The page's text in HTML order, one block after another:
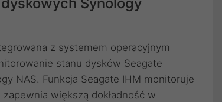
z systemem operacyjnym
stanu dysków Seagate
NAS. Funkcja Seagate IHM monitoruje
większą dokładność w